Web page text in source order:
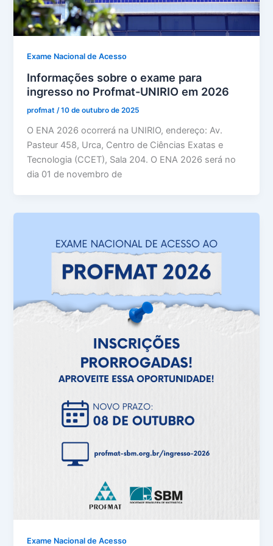
Exame Nacional de Acesso
Informações sobre o exame para
ingresso no Profmat-UNIRIO em 2026
profmat/10 de outubro de 2025
O ENA 2026 ocorrerá na UNIRIO, endereço: Av.
Pasteur 458, Urca, Centro de Ciências Exatas e
Tecnologia (CCET), Sala 204. O ENA 2026 será no
dia 01 de novembro de
Exame Nacional de Acesso